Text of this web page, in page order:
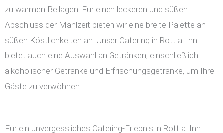
zu warmen Beilagen. Für einen leckeren und süßen
Abschluss der Mahlzeit bieten wir eine breite Palette an
süßen Köstlichkeiten an. Unser Catering in Rott a. Inn
bietet auch eine Auswahl an Getränken, einschließlich
alkoholischer Getränke und Erfrischungsgetränke, um Ihre
Gäste zu verwöhnen.
Für ein unvergessliches Catering-Erlebnis in Rott a. Inn